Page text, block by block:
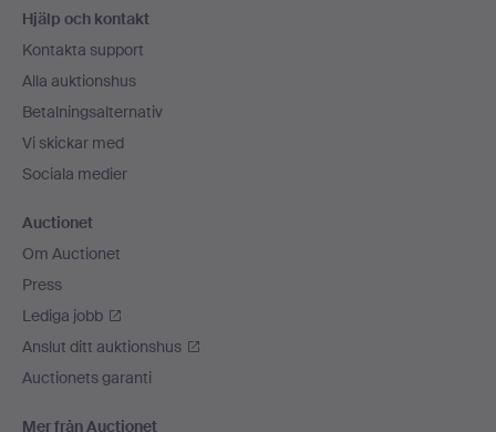
Hjälp och kontakt
Kontakta support
Alla auktionshus
Betalningsalternativ
Vi skickar med
Sociala medier
Auctionet
Om Auctionet
Press
Lediga jobb
Anslut ditt auktionshus
Auctionets garanti
Mer från Auctionet